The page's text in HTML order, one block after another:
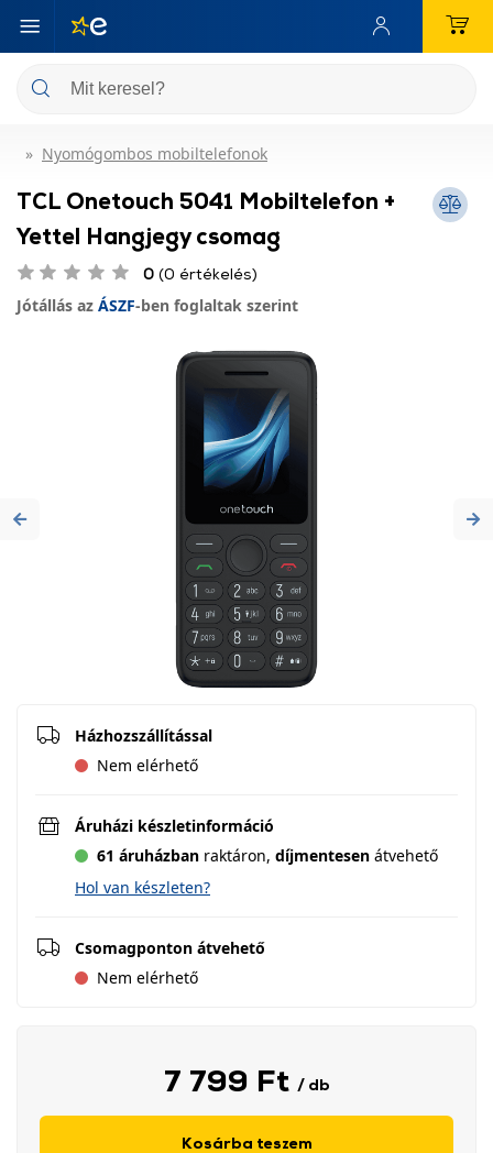
Nyomógombos mobiltelefonok
TCL Onetouch 5041 Mobiltelefon +
Yettel Hangjegy csomag
0 (0 értékelés)
Jótállás az ÁSZF-ben foglaltak szerint
Previous
Házhozszállítással
Nem elérhető
Áruházi készletinformáció
61 áruházban raktáron, díjmentesen átvehető
Hol van készleten?
Csomagponton átvehető
Nem elérhető
7 799 Ft / db
Kosárba teszem